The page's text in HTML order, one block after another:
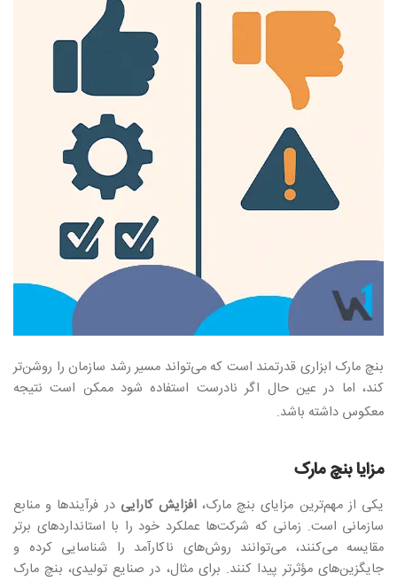
بنچ مارک ابزاری قدرتمند است که می‌تواند مسیر رشد سازمان را روشن‌تر
کند، اما در عین حال اگر نادرست استفاده شود ممکن است نتیجه
معکوس داشته باشد.
مزایا بنچ مارک
یکی از مهم‌ترین مزایای بنچ مارک،افزایش کارایی در فرآیندها و منابع
سازمانی است. زمانی که شرکت‌ها عملکرد خود را با استانداردهای برتر
مقایسه می‌کنند، می‌توانند روش‌های ناکارآمد را شناسایی کرده و
جایگزین‌های مؤثرتر پیدا کنند. برای مثال، در صنایع تولیدی، بنچ مارک